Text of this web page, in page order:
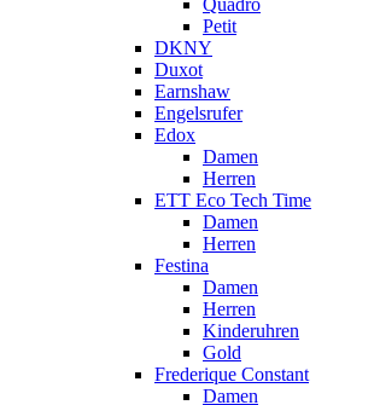
Quadro
Petit
DKNY
Duxot
Earnshaw
Engelsrufer
Edox
Damen
Herren
ETT Eco Tech Time
Damen
Herren
Festina
Damen
Herren
Kinderuhren
Gold
Frederique Constant
Damen